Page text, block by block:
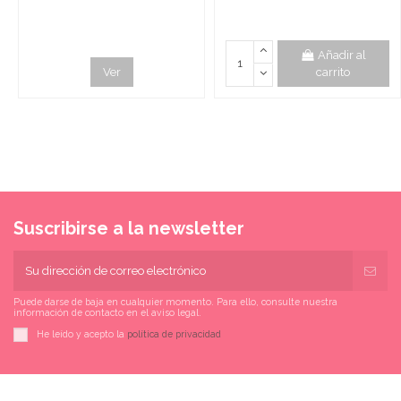
Ver
Añadir al
carrito
Suscribirse a la newsletter
Puede darse de baja en cualquier momento. Para ello, consulte nuestra
información de contacto en el aviso legal.
He leído y acepto la política de privacidad